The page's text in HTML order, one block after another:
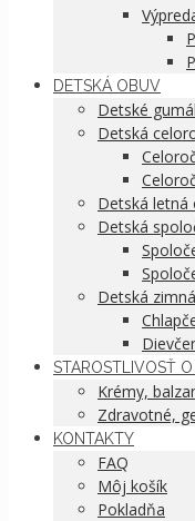
DETSKÁ OBUV
Detské
Detská
Detská letná
Detská
Detská
STAROSTLIVOSŤ
Krémy,
Zdravotné,
KONTAKTY
FAQ
Môj košík
Pokladňa